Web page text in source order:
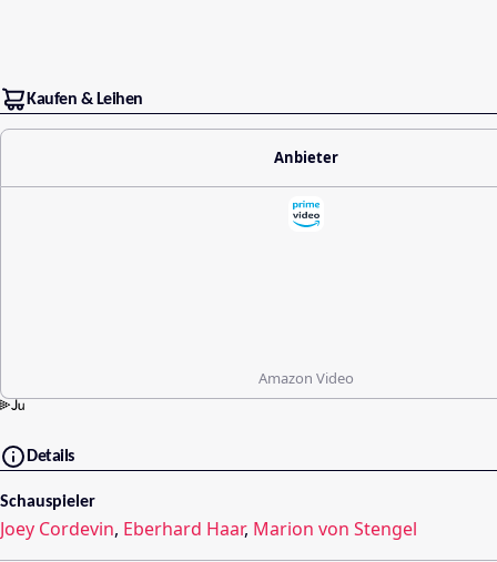
Kaufen & Leihen
Anbieter
Amazon Video
Details
Schauspieler
Joey Cordevin, Eberhard Haar, Marion von Stengel